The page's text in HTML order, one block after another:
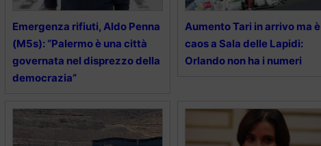
Emergenza rifiuti, Aldo Penna
(M5s): “Palermo è una città
governata nel disprezzo della
democrazia”
Aumento Tari in arrivo ma è
caos a Sala delle Lapidi:
Orlando non ha i numeri